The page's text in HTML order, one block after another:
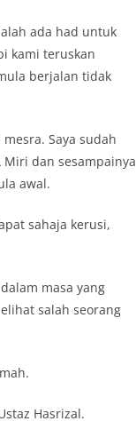
ada had untuk
kami teruskan
berjalan tidak
Saya sudah
Miri dan sesampainya
awal.
sahaja kerusi,
masa yang
salah seorang
Hasrizal.